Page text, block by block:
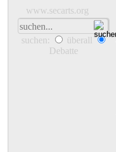
www.secarts.org
suchen:
überall
Debatte